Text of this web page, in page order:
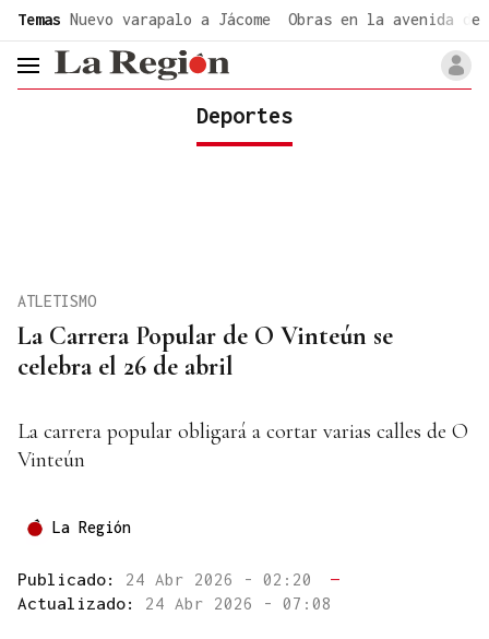
Temas Nuevo varapalo a Jácome Obras en la avenida de
header.menu.open
Deportes
La Carrera Popular de O Vinteún se
celebra el 26 de abril
ATLETISMO
La carrera popular obligará a cortar varias calles de O
Vinteún
La Región
Publicado: 24 Abr 2026 - 02:20
—
Actualizado: 24 Abr 2026 - 07:08